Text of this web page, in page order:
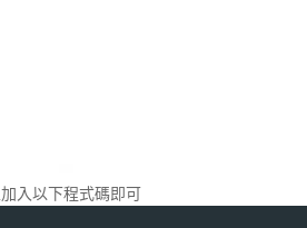
入以下程式碼即可